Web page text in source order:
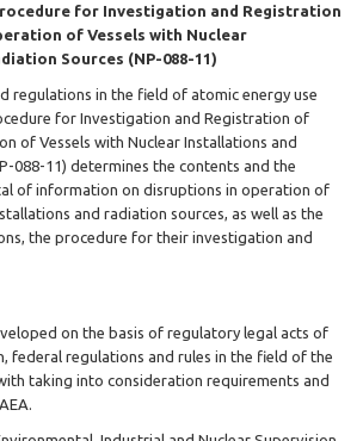
for Investigation and Registration
of Vessels with Nuclear
Sources (NP-088-11)
regulations in the field of atomic energy use
for Investigation and Registration of
of Vessels with Nuclear Installations and
088-11) determines the contents and the
of information on disruptions in operation of
and radiation sources, as well as the
the procedure for their investigation and
on the basis of regulatory legal acts of
federal regulations and rules in the field of the
taking into consideration requirements and